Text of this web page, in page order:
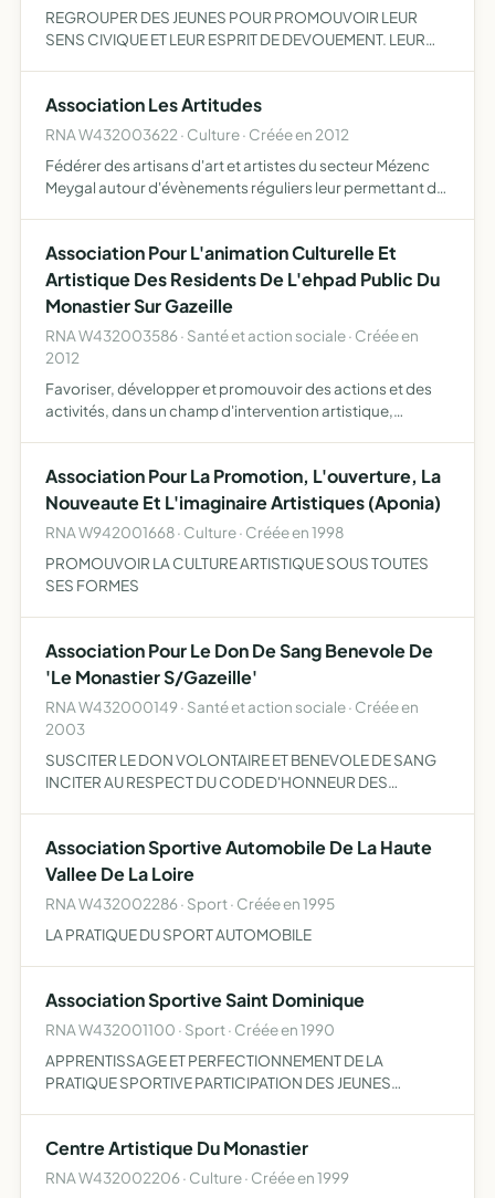
REGROUPER DES JEUNES POUR PROMOUVOIR LEUR
SENS CIVIQUE ET LEUR ESPRIT DE DEVOUEMENT. LEUR
THEORIQUES DES DEMONSTRATIONS PRATIQUE…
Association Les Artitudes
RNA W432003622 · Culture · Créée en 2012
Fédérer des artisans d'art et artistes du secteur Mézenc
Meygal autour d'évènements réguliers leur permettant de
Association Pour L'animation Culturelle Et
Artistique Des Residents De L'ehpad Public Du
Monastier Sur Gazeille
RNA W432003586 · Santé et action sociale · Créée en
2012
Favoriser, développer et promouvoir des actions et des
activités, dans un champ d'intervention artistique,
Association Pour La Promotion, L'ouverture, La
Nouveaute Et L'imaginaire Artistiques (Aponia)
RNA W942001668 · Culture · Créée en 1998
PROMOUVOIR LA CULTURE ARTISTIQUE SOUS TOUTES
SES FORMES
Association Pour Le Don De Sang Benevole De
'Le Monastier S/Gazeille'
RNA W432000149 · Santé et action sociale · Créée en
2003
SUSCITER LE DON VOLONTAIRE ET BENEVOLE DE SANG
INCITER AU RESPECT DU CODE D'HONNEUR DES
Association Sportive Automobile De La Haute
Vallee De La Loire
RNA W432002286 · Sport · Créée en 1995
LA PRATIQUE DU SPORT AUTOMOBILE
Association Sportive Saint Dominique
RNA W432001100 · Sport · Créée en 1990
APPRENTISSAGE ET PERFECTIONNEMENT DE LA
PRATIQUE SPORTIVE PARTICIPATION DES JEUNES
Centre Artistique Du Monastier
RNA W432002206 · Culture · Créée en 1999